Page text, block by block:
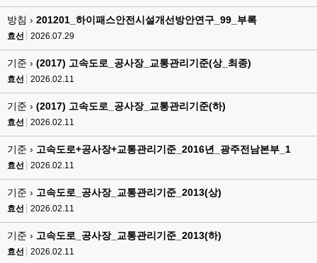
방침 › 201201_하이패스안전시설개선방안연구_99_부록
효선 2026.07.29
기준 › (2017) 고속도로_공사장_교통관리기준(상_최종)
효선 2026.02.11
기준 › (2017) 고속도로_공사장_교통관리기준(하)
효선 2026.02.11
기준 › 고속도로+공사장+교통관리기준_2016년_광주전남본부_1
효선 2026.02.11
기준 › 고속도로_공사장_교통관리기준_2013(상)
효선 2026.02.11
기준 › 고속도로_공사장_교통관리기준_2013(하)
효선 2026.02.11